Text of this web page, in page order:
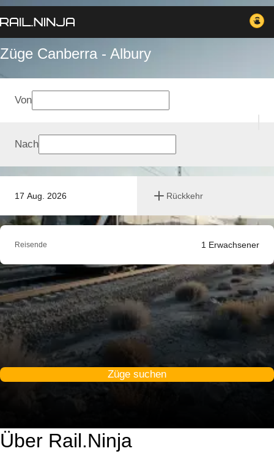
Züge Canberra - Albury
17 Aug. 2026 Rückkehr
Von
Nach
Reisende 1 Erwachsener
Züge suchen
Über Rail.Ninja